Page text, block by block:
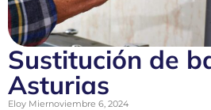
Sustitución de
Asturias
Eloy Miernoviembre 6, 2024